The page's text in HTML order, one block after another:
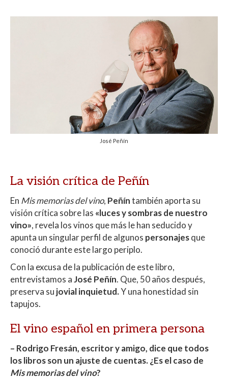
José Peñín
La visión crítica de Peñín
En Mis memorias del vino, Peñíntambién aporta su
visión crítica sobre las «luces y sombras de nuestro
vino», revela los vinos que más le han seducido y
apunta un singular perfil de algunos personajesque
conoció durante este largo periplo.
Con la excusa de la publicación de este libro,
entrevistamos aJosé Peñín. Que, 50 años después,
preserva su jovial inquietud.Y una honestidad sin
tapujos.
El vino español en primera persona
– Rodrigo Fresán, escritor y amigo, dice que todos
los libros son un ajuste de cuentas. ¿Es el caso de
Mis memorias del vino?